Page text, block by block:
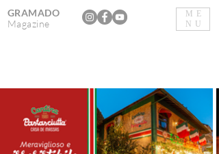
ME
NU
GRAMADO
Magazine